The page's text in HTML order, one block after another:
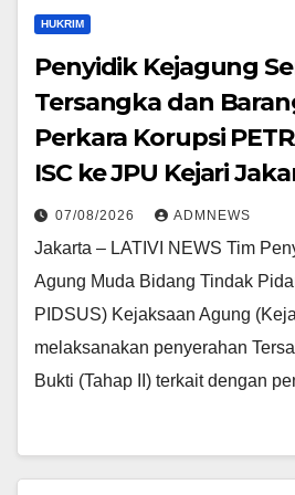
HUKRIM
Penyidik Kejagung
Tersangka dan
Perkara Korupsi
ISC ke JPU Kejari
07/08/2026 ADMNEWS
Jakarta – LATIVI NEWS Tim
Agung Muda Bidang Tindak
PIDSUS) Kejaksaan Agung
melaksanakan penyerahan
Bukti (Tahap II) terkait dengan